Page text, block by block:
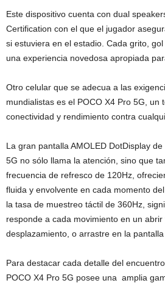
Este dispositivo cuenta con dual
Certification con el que el jugador
si estuviera en el estadio. Cada grito,
una experiencia novedosa apropiada
Otro celular que se adecua a las
mundialistas es el POCO X4 Pro 5G, un
conectividad y rendimiento contra
La gran pantalla AMOLED DotDisplay
5G no sólo llama la atención, sino que
frecuencia de refresco de 120Hz,
fluida y envolvente en cada momento
la tasa de muestreo táctil de 360Hz,
responde a cada movimiento en un
desplazamiento, o arrastre en la pantalla
Para destacar cada detalle del
POCO X4 Pro 5G posee una amplia